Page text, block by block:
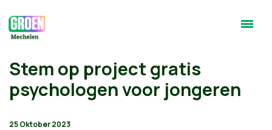
Stem op project gratis
psychologen voor jongeren
25 Oktober 2023